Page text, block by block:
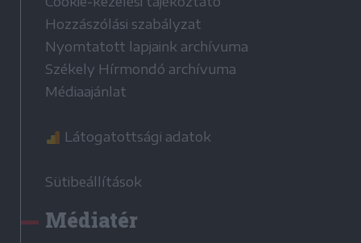
Hozzászólási szabályzat
Nyomtatott lapjaink archívuma
Székely Hírmondó archívuma
Médiaajánlat
Látogatottsági adatok
Sütibeállítások
Médiatér